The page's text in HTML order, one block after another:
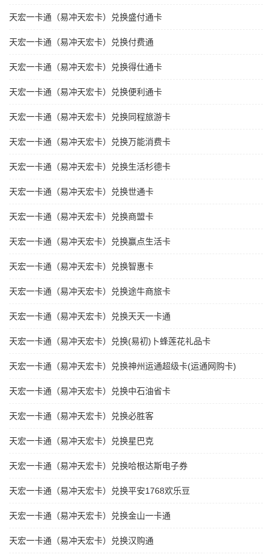
天宏一卡通（易冲天宏卡）兑换盛付通卡
天宏一卡通（易冲天宏卡）兑换付费通
天宏一卡通（易冲天宏卡）兑换得仕通卡
天宏一卡通（易冲天宏卡）兑换便利通卡
天宏一卡通（易冲天宏卡）兑换同程旅游卡
天宏一卡通（易冲天宏卡）兑换万能消费卡
天宏一卡通（易冲天宏卡）兑换生活杉德卡
天宏一卡通（易冲天宏卡）兑换世通卡
天宏一卡通（易冲天宏卡）兑换商盟卡
天宏一卡通（易冲天宏卡）兑换赢点生活卡
天宏一卡通（易冲天宏卡）兑换智惠卡
天宏一卡通（易冲天宏卡）兑换途牛商旅卡
天宏一卡通（易冲天宏卡）兑换天天一卡通
天宏一卡通（易冲天宏卡）兑换(易初)卜蜂莲花礼品卡
天宏一卡通（易冲天宏卡）兑换神州运通超级卡(运通网购卡)
天宏一卡通（易冲天宏卡）兑换中石油省卡
天宏一卡通（易冲天宏卡）兑换必胜客
天宏一卡通（易冲天宏卡）兑换星巴克
天宏一卡通（易冲天宏卡）兑换哈根达斯电子券
天宏一卡通（易冲天宏卡）兑换平安1768欢乐豆
天宏一卡通（易冲天宏卡）兑换金山一卡通
天宏一卡通（易冲天宏卡）兑换汉购通